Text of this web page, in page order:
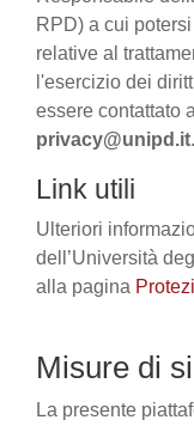
RPD) a cui
relative al
l'esercizio dei
essere contattato
privacy@unipd.it.
Link utili
Ulteriori
dell’Università
alla pagina
Misure di
La presente